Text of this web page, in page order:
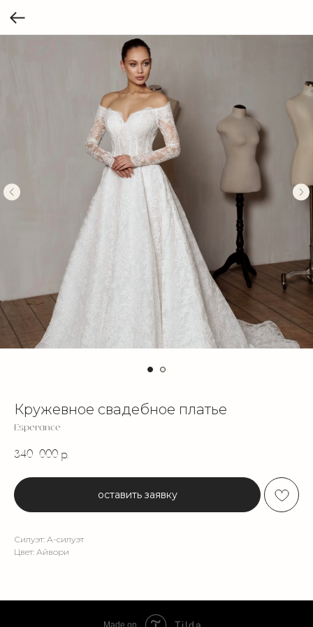
Кружевное свадебное платье
Esperance
340 000 р.
оставить заявку
Силуэт: А-силуэт
Цвет: Айвори
Made on